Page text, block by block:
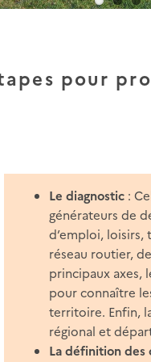
pour
Le diagnostic :
générateurs de
d’emploi,
réseau routier,
principaux axes,
pour connaître
territoire. Enfin,
régional et
La définition des